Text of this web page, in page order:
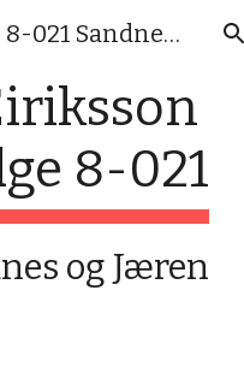
Skip to navigation
Leiv Eiriksson Lodge 8-021 Sandnes og Jæren
8-021
og Jæren